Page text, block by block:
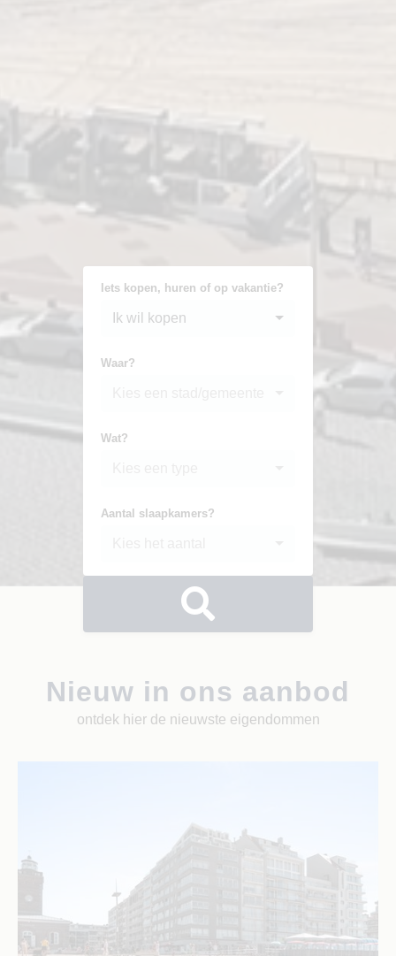
Iets kopen, huren of op vakantie?
Ik wil kopen
Waar?
Wat?
Aantal slaapkamers?
Nieuw in ons aanbod
ontdek hier de nieuwste eigendommen